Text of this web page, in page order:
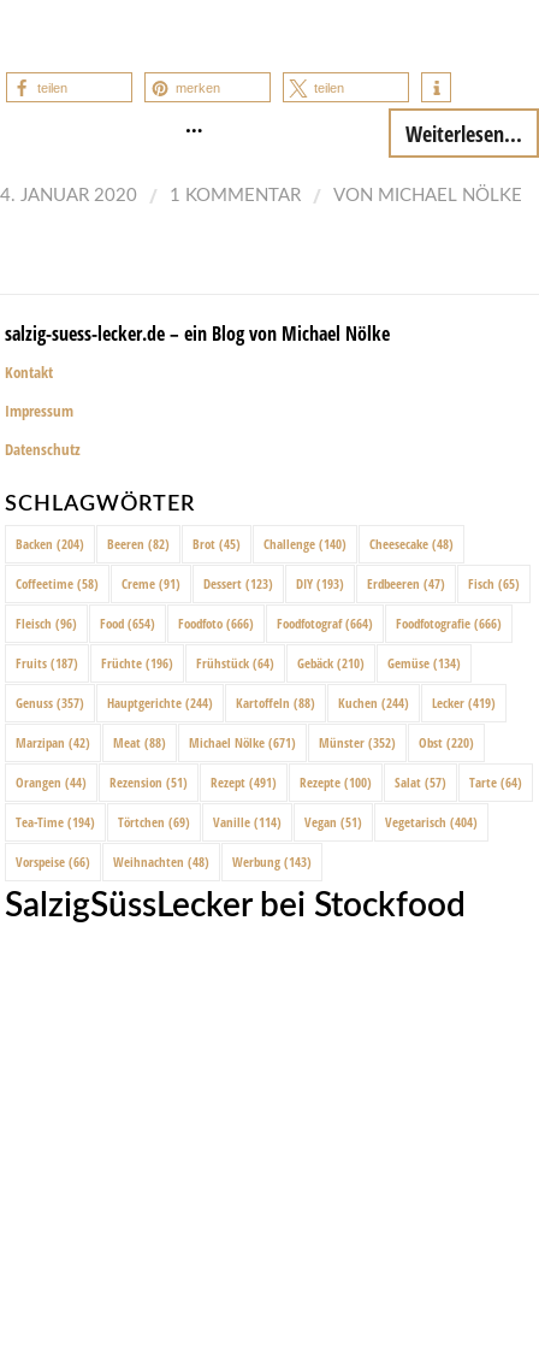
teilen merken teilen
… Weiterlesen...
4. JANUAR 2020 / 1 KOMMENTAR / VON MICHAEL NÖLKE
salzig-suess-lecker.de – ein Blog von Michael Nölke
Kontakt
Impressum
Datenschutz
SCHLAGWÖRTER
Backen (204) Beeren (82) Brot (45) Challenge (140) Cheesecake (48)
Coffeetime (58) Creme (91) Dessert (123) DIY (193) Erdbeeren (47) Fisch (65)
Fleisch (96) Food (654) Foodfoto (666) Foodfotograf(664) Foodfotografie (666)
Fruits (187) Früchte (196) Frühstück (64) Gebäck (210) Gemüse (134)
Genuss (357) Hauptgerichte (244) Kartoffeln (88) Kuchen (244) Lecker (419)
Marzipan (42) Meat (88) Michael Nölke (671) Münster (352) Obst (220)
Orangen (44) Rezension (51) Rezept (491) Rezepte (100) Salat (57) Tarte (64)
Tea-Time (194) Törtchen (69) Vanille (114) Vegan (51) Vegetarisch (404)
Vorspeise (66) Weihnachten (48) Werbung (143)
SalzigSüssLecker bei Stockfood